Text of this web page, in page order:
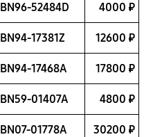
BN96-52484D 4000 ₽
BN94-17381Z 12600 ₽
BN94-17468A 17800 ₽
BN59-01407A 4800 ₽
BN07-01778A 30200 ₽